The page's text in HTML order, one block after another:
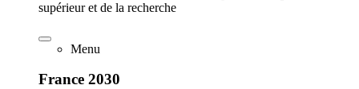
supérieur et de la recherche
Menu
France 2030